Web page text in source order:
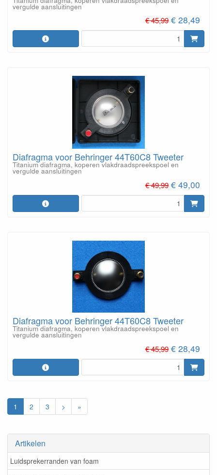
Artikelen
Luidsprekerranden van foam
vergulde aansluitingen
€ 45,99 € 28,49
Diafragma voor Behringer 44T60C8 Tweeter
Titanium diafragma, koperen vlakdraadspreekspoel en
vergulde aansluitingen
€ 49,99 € 49,00
Diafragma voor Behringer 44T60C8 Tweeter
Titanium diafragma, koperen vlakdraadspreekspoel en
vergulde aansluitingen
€ 45,99 € 28,49
1 2 3 > »